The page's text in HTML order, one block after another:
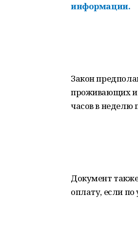
информации.
Закон
проживающих и
часов в неделю
Документ
оплату, если